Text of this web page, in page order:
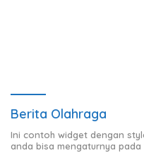
Berita Olahraga
Ini contoh widget dengan
anda bisa mengaturnya